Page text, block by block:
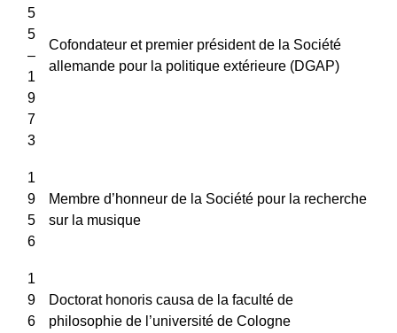
5
5
–
1
9
7
3
Cofondateur et premier président de la Société
allemande pour la politique extérieure (DGAP)
1
9
5
6
Membre d’honneur de la Société pour la recherche
sur la musique
1
9
6
Doctorat honoris causa de la faculté de
philosophie de l’université de Cologne